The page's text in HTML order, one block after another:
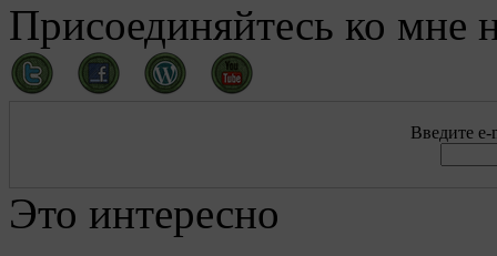
Присоединяйтесь ко мне
Введите e-
Это интересно